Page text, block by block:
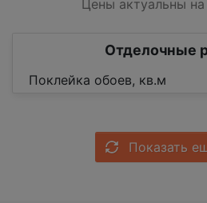
Цены актуальны
Отделочные
Поклейка обоев, кв.м
Показать